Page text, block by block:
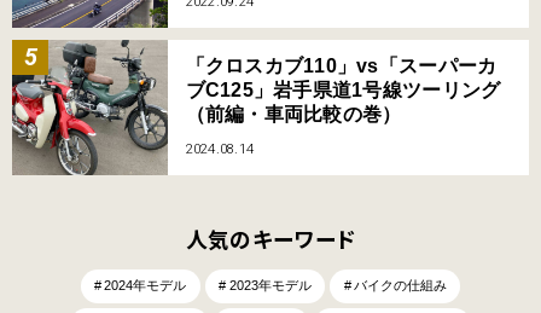
「クロスカブ110」vs「スーパーカ
ブC125」岩手県道1号線ツーリング
（前編・車両比較の巻）
2024.08.14
人気のキーワード
2024年モデル 2023年モデル バイクの仕組み